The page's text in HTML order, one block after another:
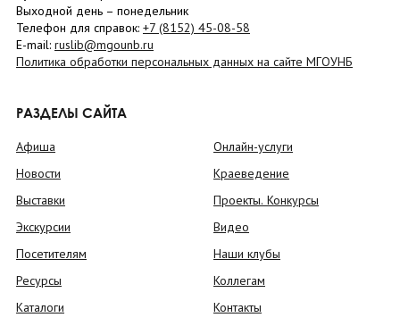
Выходной день – понедельник
Телефон для справок: +7 (8152) 45-08-58
E-mail: ruslib@mgounb.ru
Политика обработки персональных данных на сайте МГОУНБ
РАЗДЕЛЫ САЙТА
Афиша
Новости
Выставки
Экскурсии
Посетителям
Ресурсы
Каталоги
Онлайн-услуги
Краеведение
Проекты. Конкурсы
Видео
Наши клубы
Коллегам
Контакты